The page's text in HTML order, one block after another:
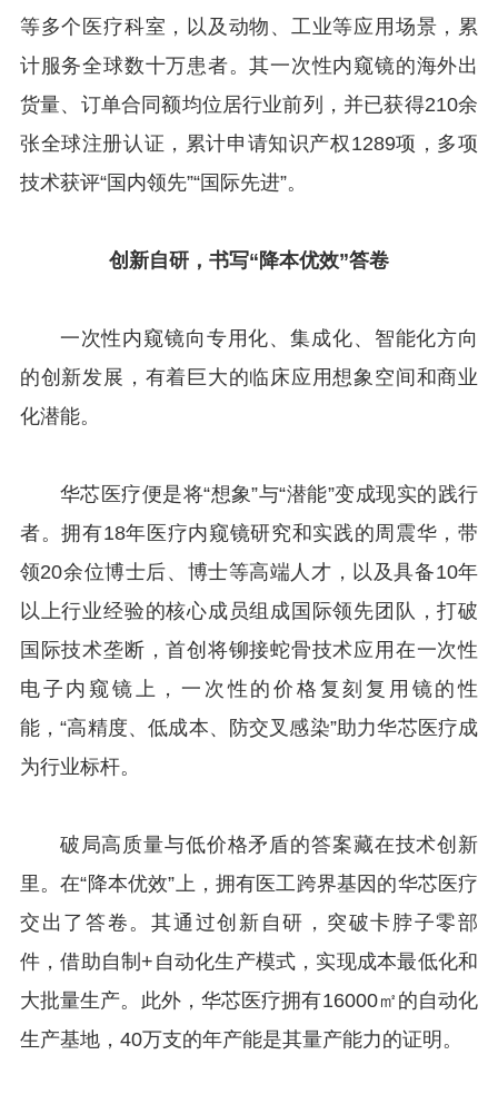
等多个医疗科室，以及动物、工业等应用场景，累
计服务全球数十万患者。其一次性内窥镜的海外出
货量、订单合同额均位居行业前列，并已获得210余
张全球注册认证，累计申请知识产权1289项，多项
技术获评“国内领先”“国际先进”。
创新自研，书写“降本优效”答卷
一次性内窥镜向专用化、集成化、智能化方向
的创新发展，有着巨大的临床应用想象空间和商业
化潜能。
华芯医疗便是将“想象”与“潜能”变成现实的践行
者。拥有18年医疗内窥镜研究和实践的周震华，带
领20余位博士后、博士等高端人才，以及具备10年
以上行业经验的核心成员组成国际领先团队，打破
国际技术垄断，首创将铆接蛇骨技术应用在一次性
电子内窥镜上，一次性的价格复刻复用镜的性
能，“高精度、低成本、防交叉感染”助力华芯医疗成
为行业标杆。
破局高质量与低价格矛盾的答案藏在技术创新
里。在“降本优效”上，拥有医工跨界基因的华芯医疗
交出了答卷。其通过创新自研，突破卡脖子零部
件，借助自制+自动化生产模式，实现成本最低化和
大批量生产。此外，华芯医疗拥有16000㎡的自动化
生产基地，40万支的年产能是其量产能力的证明。